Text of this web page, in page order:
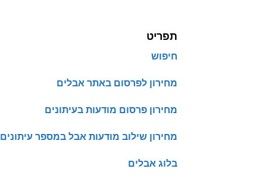
תפריט
חיפוש
מחירון לפרסום באתר אבלים
מחירון פרסום מודעות בעיתונים
מחירון שילוב מודעות אבל במספר עיתונים
בלוג אבלים